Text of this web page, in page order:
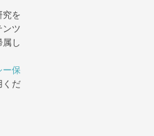
究を
ンツ
し
ー保
くだ